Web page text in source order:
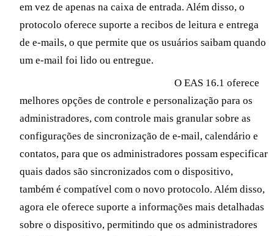
em vez de apenas na caixa de entrada. Além disso, o
protocolo oferece suporte a recibos de leitura e entrega
de e-mails, o que permite que os usuários saibam quando
um e-mail foi lido ou entregue.
O EAS 16.1 oferece
melhores opções de controle e personalização para os
administradores, com controle mais granular sobre as
configurações de sincronização de e-mail, calendário e
contatos, para que os administradores possam especificar
quais dados são sincronizados com o dispositivo,
também é compatível com o novo protocolo. Além disso,
agora ele oferece suporte a informações mais detalhadas
sobre o dispositivo, permitindo que os administradores